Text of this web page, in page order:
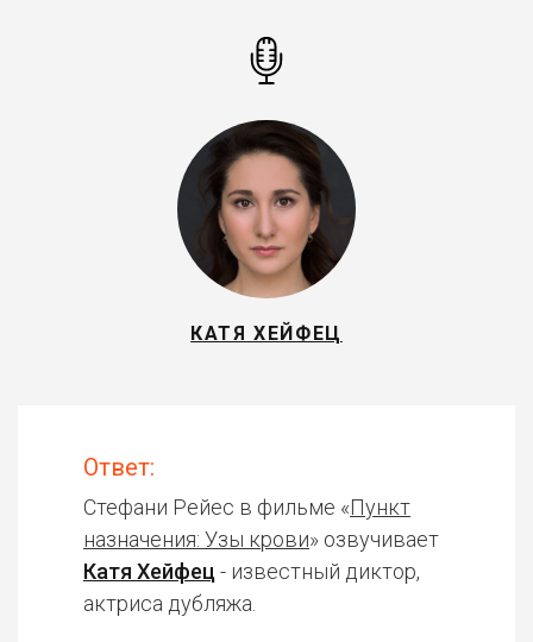
КАТЯ ХЕЙФЕЦ
Ответ:
Стефани Рейес в фильме «Пункт
назначения: Узы крови» озвучивает
Катя Хейфец - известный диктор,
актриса дубляжа.